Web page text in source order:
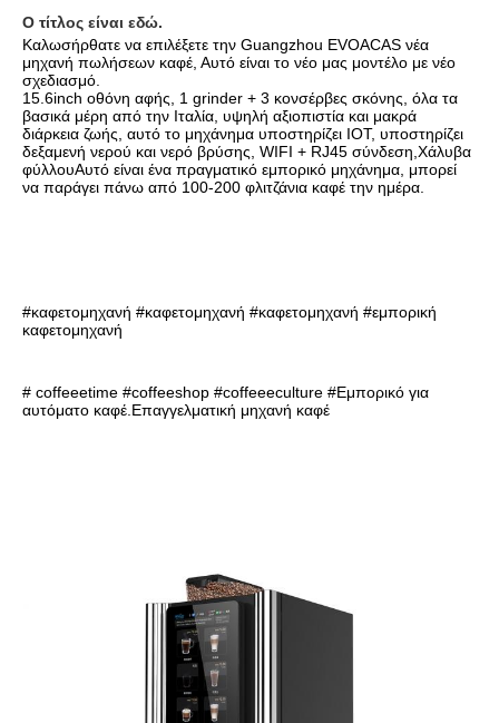
Ο τίτλος είναι εδώ.
Καλωσήρθατε να επιλέξετε την Guangzhou EVOACAS νέα
μηχανή πωλήσεων καφέ, Αυτό είναι το νέο μας μοντέλο με νέο
σχεδιασμό.
15.6inch οθόνη αφής, 1 grinder + 3 κονσέρβες σκόνης, όλα τα
βασικά μέρη από την Ιταλία, υψηλή αξιοπιστία και μακρά
διάρκεια ζωής, αυτό το μηχάνημα υποστηρίζει IOT, υποστηρίζει
δεξαμενή νερού και νερό βρύσης, WIFI + RJ45 σύνδεση,Χάλυβα
φύλλουΑυτό είναι ένα πραγματικό εμπορικό μηχάνημα, μπορεί
να παράγει πάνω από 100-200 φλιτζάνια καφέ την ημέρα.
#καφετομηχανή #καφετομηχανή #καφετομηχανή #εμπορική
καφετομηχανή
# coffeeetime #coffeeshop #coffeeeculture #Εμπορικό για
αυτόματο καφέ. Επαγγελματική μηχανή καφέ